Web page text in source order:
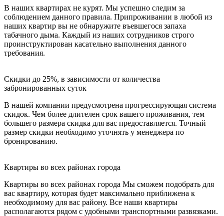
В наших квартирах не курят. Мы успешно следим за
соблюдением данного правила. Припроживании в любой из
наших квартир вы не обнаружите въевшегося запаха
табачного дыма. Каждый из наших сотрудников строго
проинструктирован касательно выполнения данного
требования.
Скидки до 25%, в зависимости от количества
забронированных суток
В нашей компании предусмотрена прогрессирующая система
скидок. Чем более длителен срок вашего проживания, тем
большего размера скидка для вас предоставляется. Точный
размер скидки необходимо уточнять у менеджера по
бронированию.
Квартиры во всех районах города
Квартиры во всех районах города Мы сможем подобрать для
вас квартиру, которая будет максимально приближена к
необходимому для вас району. Все наши квартиры
располагаются рядом с удобными транспортными развязками.